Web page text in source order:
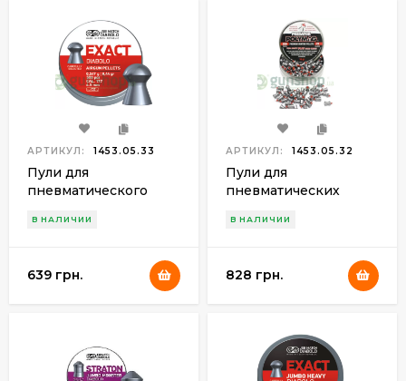
АРТИКУЛ: 1453.05.33
Пули для
пневматического
Diabolo" 4,53мм
В НАЛИЧИИ
639 грн.
АРТИКУЛ: 1453.05.32
Пули для
пневматических
Polymag 5.5 мм
В НАЛИЧИИ
828 грн.